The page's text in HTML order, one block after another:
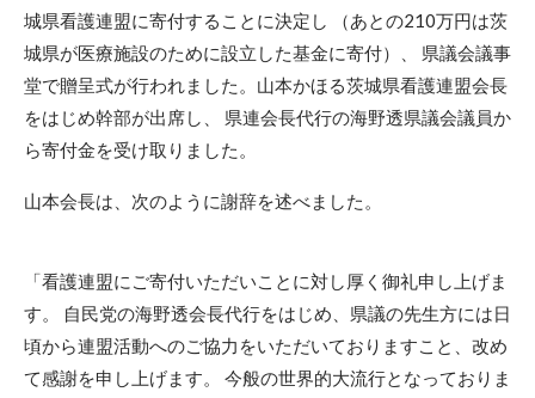
城県看護連盟に寄付することに決定し （あとの210万円は茨
城県が医療施設のために設立した基金に寄付）、 県議会議事
堂で贈呈式が行われました。山本かほる茨城県看護連盟会長
をはじめ幹部が出席し、 県連会長代行の海野透県議会議員か
ら寄付金を受け取りました。
山本会長は、次のように謝辞を述べました。
「看護連盟にご寄付いただいことに対し厚く御礼申し上げま
す。 自民党の海野透会長代行をはじめ、県議の先生方には日
頃から連盟活動へのご協力をいただいておりますこと、改め
て感謝を申し上げます。 今般の世界的大流行となっておりま